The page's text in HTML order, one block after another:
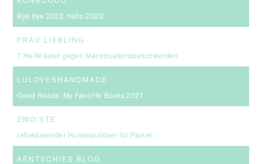
Bye bye 2022, hallo 2023!
FRAU LIEBLING
7 Heilkräuter gegen Menstruationsbeschwerden
LULOVESHANDMADE
Good Reads: My Favorite Books 2021
ZWO:STE
reflektierender Hundepullover für Parker
AENTSCHIES BLOG